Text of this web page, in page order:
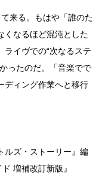
来る。もはや「誰のた
くなるほど混沌とした
イヴでの“次なるステ
ったのだ。「音楽でで
ディング作業へと移行
ルズ・ストーリー』編
増補改訂新版』